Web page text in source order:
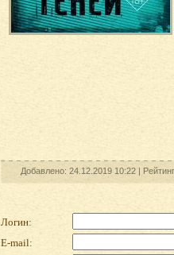
Добавлено: 24.12.2019 10:22 |
Логин:
E-mail: